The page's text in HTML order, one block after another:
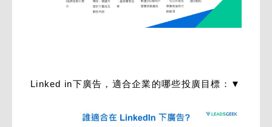
Linked in下廣告，適合企業的哪些投廣目標：▼